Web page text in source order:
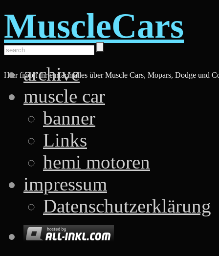
MuscleCars
Hier findet ihr einfach alles über Muscle Cars, Mopars, Dodge und
archive
muscle car
banner
Links
hemi motoren
impressum
Datenschutzerklärung